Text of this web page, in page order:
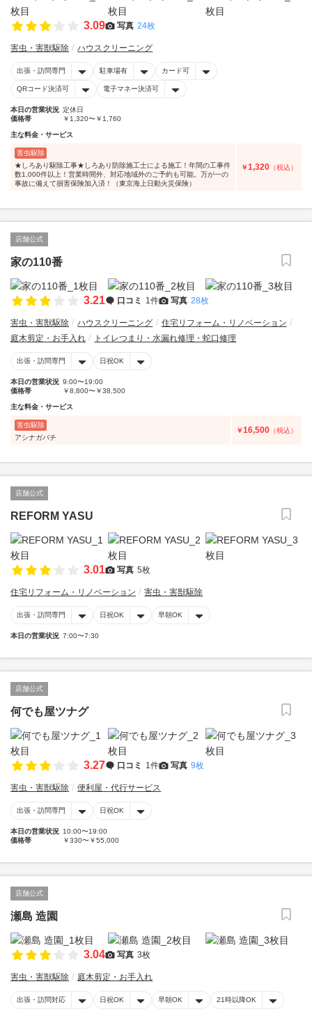
3.09 写真 24枚
害虫・害獣駆除 ハウスクリーニング
出張・訪問専門 駐車場有 カード可
QRコード決済可 電子マネー決済可
本日の営業状況 定休日
価格帯
￥1,320〜￥1,760
主な料金・サービス
害虫駆除
★しろあり駆除工事★しろあり防除施工士による施工！年間の工事件
数1,000件以上！営業時間外、対応地域外のご予約も可能。万が一の
事故に備えて損害保険加入済！（東京海上日動火災保険）
￥1,320 （税込）
店舗公式
家の110番
3.21 口コミ 1件 写真 28枚
害虫・害獣駆除 ハウスクリーニング
住宅リフォーム・リノベーション
庭木剪定・お手入れ
トイレつまり・水漏れ修理・蛇口修理
出張・訪問専門 日祝OK
本日の営業状況 9:00〜19:00
価格帯
￥8,800〜￥38,500
主な料金・サービス
害虫駆除
アシナガバチ
￥16,500 （税込）
店舗公式
REFORM YASU
3.01 写真 5枚
住宅リフォーム・リノベーション 害虫・害獣駆除
出張・訪問専門 日祝OK 早朝OK
本日の営業状況 7:00〜7:30
店舗公式
何でも屋ツナグ
3.27 口コミ 1件 写真 9枚
害虫・害獣駆除 便利屋・代行サービス
出張・訪問専門 日祝OK
本日の営業状況 10:00〜19:00
価格帯
￥330〜￥55,000
店舗公式
瀬島 造園
3.04 写真 3枚
害虫・害獣駆除 庭木剪定・お手入れ
出張・訪問対応 日祝OK 早朝OK 21時以降OK